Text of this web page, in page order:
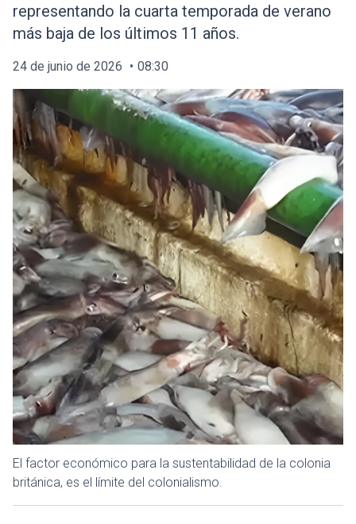
representando la cuarta temporada de verano
más baja de los últimos 11 años.
24 de junio de 2026 08:30
El factor económico para la sustentabilidad de la colonia
británica, es el límite del colonialismo.